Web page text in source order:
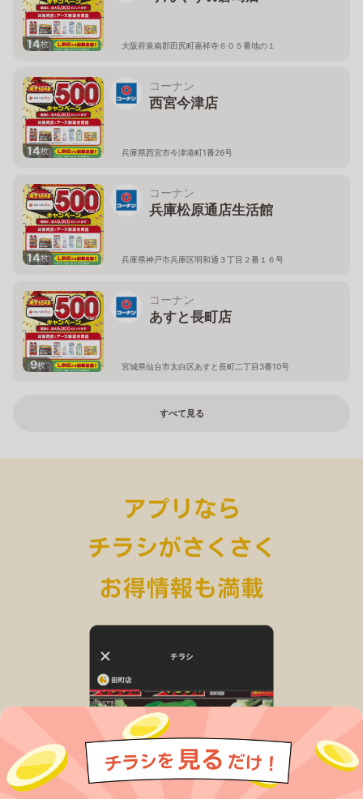
14枚 大阪府泉南郡田尻町嘉祥寺６０５番地の１
14枚
コーナン
西宮今津店
兵庫県西宮市今津港町1番26号
14枚
コーナン
兵庫松原通店生活館
兵庫県神戸市兵庫区明和通３丁目２番１６号
9枚
コーナン
あすと長町店
宮城県仙台市太白区あすと長町二丁目3番10号
すべて見る